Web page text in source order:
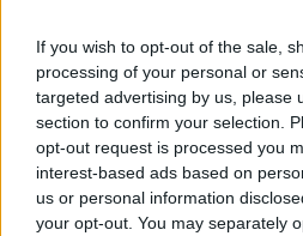
If you wish to opt-out of the sale,
processing of your personal or
targeted advertising by us, please
section to confirm your selection.
opt-out request is processed you
interest-based ads based on
us or personal information
your opt-out. You may separately
melynek legrégebbi
évek közepéről
több kontinens
készültek.